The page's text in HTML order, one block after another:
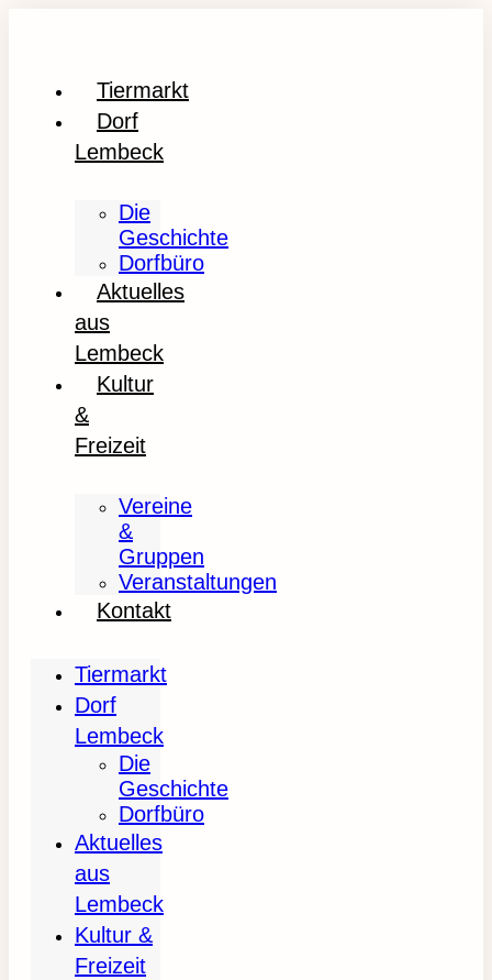
Tiermarkt
Dorf
Lembeck
Die
Geschichte
Dorfbüro
Aktuelles
aus
Lembeck
Kultur
&
Freizeit
Vereine
&
Gruppen
Veranstaltungen
Kontakt
Tiermarkt
Dorf
Lembeck
Die
Geschichte
Dorfbüro
Aktuelles
aus
Lembeck
Kultur &
Freizeit